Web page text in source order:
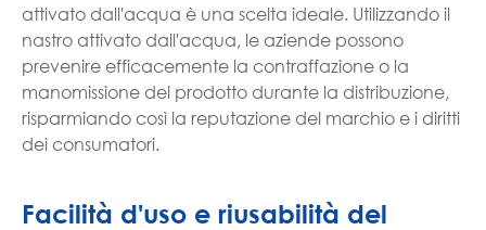
attivato dall'acqua è una scelta ideale. Utilizzando il
nastro attivato dall'acqua, le aziende possono
prevenire efficacemente la contraffazione o la
manomissione del prodotto durante la distribuzione,
risparmiando così la reputazione del marchio e i diritti
dei consumatori.
Facilità d'uso e riusabilità del